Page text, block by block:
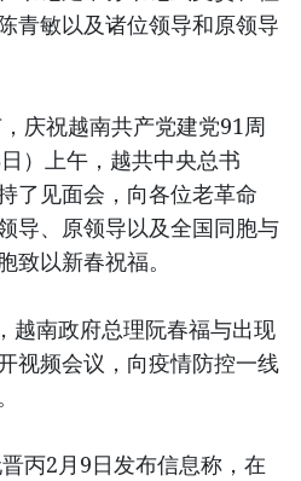
青敏以及诸位领导和原领导
庆祝越南共产党建党91周
）上午，越共中央总书
了见面会，向各位老革命
导、原领导以及全国同胞与
致以新春祝福。
越南政府总理阮春福与出现
视频会议，向疫情防控一线
丙2月9日发布信息称，在